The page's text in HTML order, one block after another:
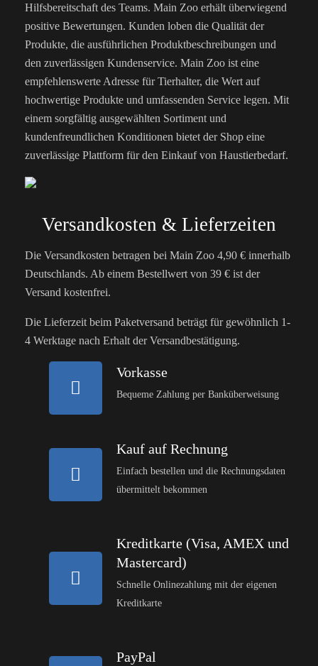
Hilfsbereitschaft des Teams. Main Zoo erhält überwiegend
positive Bewertungen. Kunden loben die Qualität der
Produkte, die ausführlichen Produktbeschreibungen und
den zuverlässigen Kundenservice. Main Zoo ist eine
empfehlenswerte Adresse für Tierhalter, die Wert auf
hochwertige Produkte und umfassenden Service legen. Mit
einem sorgfältig ausgewählten Sortiment und
kundenfreundlichen Konditionen bietet der Shop eine
zuverlässige Plattform für den Einkauf von Haustierbedarf.
Versandkosten & Lieferzeiten
Die Versandkosten betragen bei Main Zoo 4,90 € innerhalb
Deutschlands. Ab einem Bestellwert von 39 € ist der
Versand kostenfrei.
Die Lieferzeit beim Paketversand beträgt für gewöhnlich 1-
4 Werktage nach Erhalt der Versandbestätigung.
Vorkasse
Bequeme Zahlung per Banküberweisung
Kauf auf Rechnung
Einfach bestellen und die Rechnungsdaten
übermittelt bekommen
Kreditkarte (Visa, AMEX und
Mastercard)
Schnelle Onlinezahlung mit der eigenen
Kreditkarte
PayPal